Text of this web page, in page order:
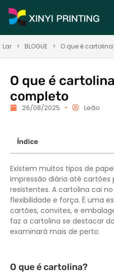
Lar > BLOGUE > O que é
O que é
completo
26/08/2025 Leão
Índice
Existem muitos tipos de
impressão diária até cartões
resistentes. A cartolina cai
flexibilidade e força. É uma
cartões, convites, e
faz a cartolina se destacar
examinará mais de perto.
O que é cartolina?